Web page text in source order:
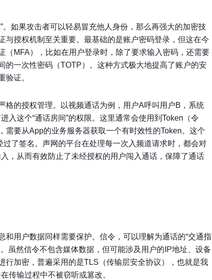
如果攻击者可以轻易冒充他人身份，那么再强大的加密技
与授权机制 至关重要。最基础的是账户密码登录，但这在今
（MFA），比如在用户登录时，除了要求输入密码，还需要
的一次性密码（TOTP）。这种方式极大地提高了账户的安
验证。
格的授权管理。以视频通话为例，用户A呼叫用户B，系统
入这个“通话房间”的权限。这里通常会使用到Token（令
需要从App的业务服务器获取一个有时效性的Token。这个
了签名。声网的平台在处理每一次入频道请求时，都会对
，从而有效防止了未经授权的用户闯入通话，保障了通话
和用户数据同样需要保护。信令，可以理解为通话的“交通指
虽然信令不包含媒体数据，但可能涉及用户的IP地址、设备
行加密，普遍采用的是TLS（传输层安全协议），也就是我
传输过程中不被窃听或篡改。